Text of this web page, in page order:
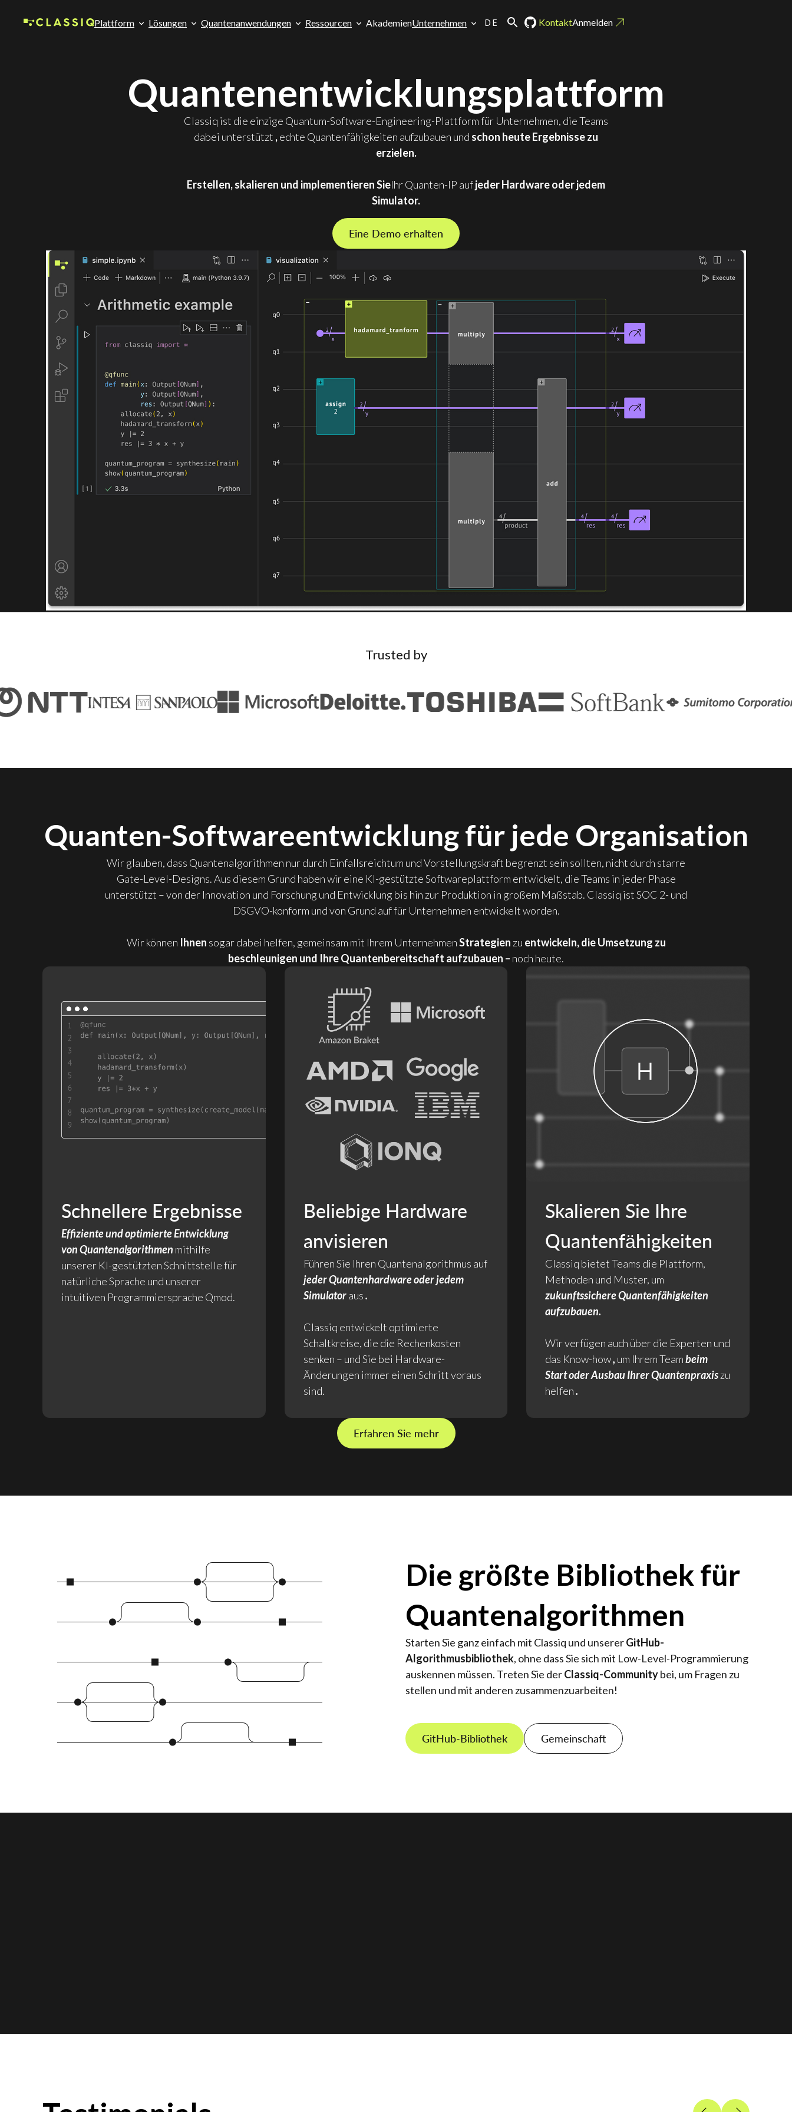
Plattform Lösungen Quantenanwendungen Ressourcen AkademienUnternehmen DE KontaktAnmelden
Quantenentwicklungsplattform
Classiq ist die einzige Quantum-Software-Engineering-Plattform für Unternehmen, die Teams
dabei unterstützt ,echte Quantenfähigkeiten aufzubauen und schon heute Ergebnisse zu
erzielen.
Erstellen, skalieren und implementieren SieIhr Quanten-IP aufjeder Hardware oder jedem
Simulator.
Eine Demo erhalten
Trusted by
Quanten-Softwareentwicklung für jede Organisation
Wir glauben, dass Quantenalgorithmen nur durch Einfallsreichtum und Vorstellungskraft begrenzt sein sollten, nicht durch starre
Gate-Level-Designs. Aus diesem Grund haben wir eine KI-gestützte Softwareplattform entwickelt, die Teams in jeder Phase
unterstützt – von der Innovation und Forschung und Entwicklung bis hin zur Produktion in großem Maßstab. Classiq ist SOC 2- und
DSGVO-konform und von Grund auf für Unternehmen entwickelt worden.
Wir können Ihnen sogar dabei helfen, gemeinsam mit Ihrem UnternehmenStrategien zu entwickeln, die Umsetzung zu
beschleunigen und Ihre Quantenbereitschaft aufzubauen – noch heute.
Schnellere Ergebnisse
Effiziente und optimierte Entwicklung
von Quantenalgorithmen mithilfe
unserer KI-gestützten Schnittstelle für
natürliche Sprache und unserer
intuitiven Programmiersprache Qmod.
Beliebige Hardware
anvisieren
Führen Sie Ihren Quantenalgorithmus auf
jeder Quantenhardware oder jedem
Simulatoraus.
Classiq entwickelt optimierte
Schaltkreise, die die Rechenkosten
senken – und Sie bei Hardware-
Änderungen immer einen Schritt voraus
sind.
Skalieren Sie Ihre
Quantenfähigkeiten
Classiq bietet Teams die Plattform,
Methoden und Muster, um
zukunftssichere Quantenfähigkeiten
aufzubauen.
Wir verfügen auch über die Experten und
das Know-how, um Ihrem Teambeim
Start oder Ausbau Ihrer Quantenpraxiszu
helfen.
Erfahren Sie mehr
Die größte Bibliothek für
Quantenalgorithmen
Starten Sie ganz einfach mit Classiq und unsererGitHub-
Algorithmusbibliothek, ohne dass Sie sich mit Low-Level-Programmierung
auskennen müssen. Treten Sie derClassiq-Communitybei, um Fragen zu
stellen und mit anderen zusammenzuarbeiten!
GitHub-Bibliothek Gemeinschaft